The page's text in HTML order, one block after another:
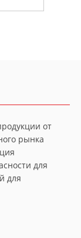
от
рынка
для
для